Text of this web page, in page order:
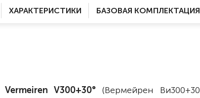
колясок
Вертикализаторы
Для дома
ХАРАКТЕРИСТИКИ БАЗОВАЯ КОМПЛЕКТАЦИЯ
Vermeiren V300+30°(Вермейрен Ви300+30